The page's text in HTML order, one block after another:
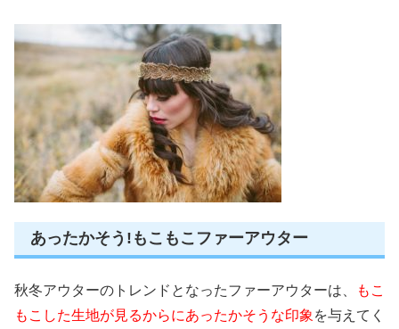
あったかそう!もこもこファーアウター
秋冬アウターのトレンドとなったファーアウターは、
もこ
もこした生地が見るからにあったかそうな印象 を与えてく